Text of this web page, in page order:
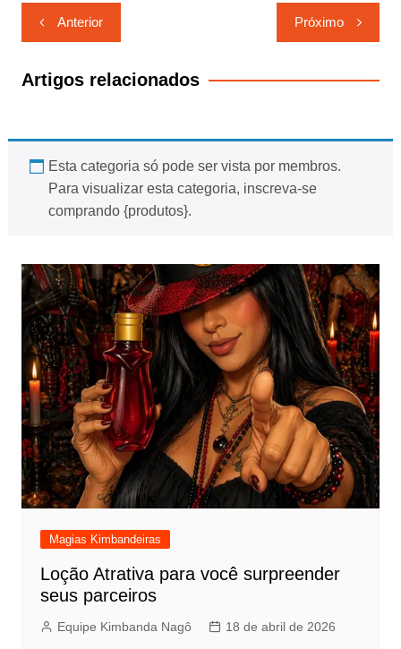
Navegação
de
Post
Anterior Próximo
Artigos relacionados
Esta categoria só pode ser vista por membros.
Para visualizar esta categoria, inscreva-se
comprando {produtos}.
Magias Kimbandeiras
Loção Atrativa para você surpreender
seus parceiros
Equipe Kimbanda Nagô 18 de abril de 2026